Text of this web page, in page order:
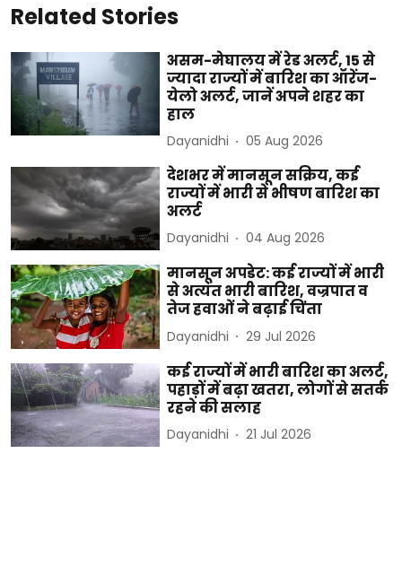
Related Stories
असम-मेघालय में रेड अलर्ट, 15 से
ज्यादा राज्यों में बारिश का ऑरेंज-
येलो अलर्ट, जानें अपने शहर का
हाल
Dayanidhi 05 Aug 2026
देशभर में मानसून सक्रिय, कई
राज्यों में भारी से भीषण बारिश का
अलर्ट
Dayanidhi 04 Aug 2026
मानसून अपडेट: कई राज्यों में भारी
से अत्यंत भारी बारिश, वज्रपात व
तेज हवाओं ने बढ़ाई चिंता
Dayanidhi 29 Jul 2026
कई राज्यों में भारी बारिश का अलर्ट,
पहाड़ों में बढ़ा खतरा, लोगों से सतर्क
रहने की सलाह
Dayanidhi 21 Jul 2026